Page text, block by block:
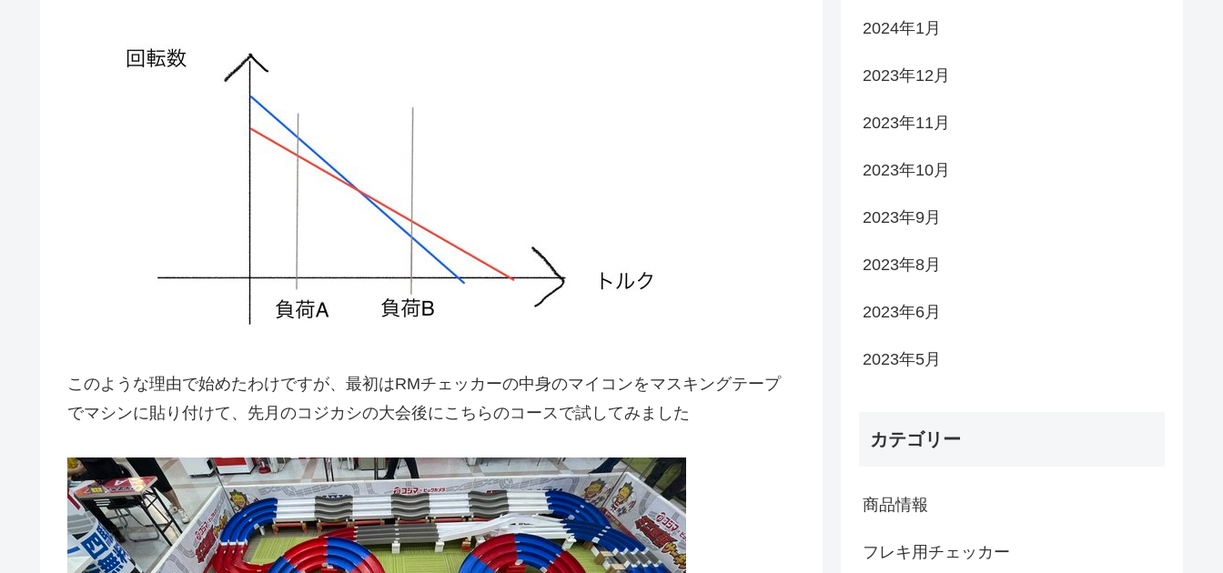
このような理由で始めたわけですが、最初はRMチェッカーの中身のマイコンをマスキングテープ
でマシンに貼り付けて、先月のコジカシの大会後にこちらのコースで試してみました
2024年1月
2023年12月
2023年11月
2023年10月
2023年9月
2023年8月
2023年6月
2023年5月
カテゴリー
商品情報
フレキ用チェッカー